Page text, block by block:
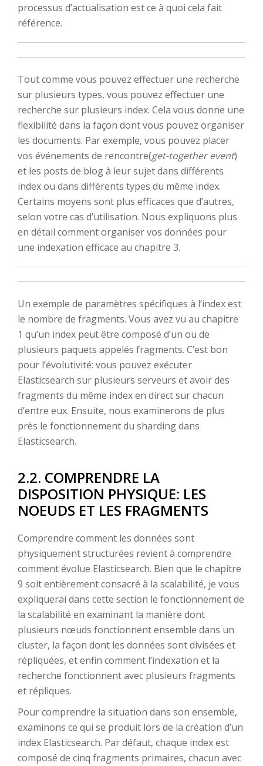
processus d’actualisation est ce à quoi cela fait
référence.
Tout comme vous pouvez effectuer une recherche
sur plusieurs types, vous pouvez effectuer une
recherche sur plusieurs index. Cela vous donne une
flexibilité dans la façon dont vous pouvez organiser
les documents. Par exemple, vous pouvez placer
vos événements de rencontre(get-together event)
et les posts de blog à leur sujet dans différents
index ou dans différents types du même index.
Certains moyens sont plus efficaces que d’autres,
selon votre cas d’utilisation. Nous expliquons plus
en détail comment organiser vos données pour
une indexation efficace au chapitre 3.
Un exemple de paramètres spécifiques à l’index est
le nombre de fragments. Vous avez vu au chapitre
1 qu’un index peut être composé d’un ou de
plusieurs paquets appelés fragments. C’est bon
pour l’évolutivité: vous pouvez exécuter
Elasticsearch sur plusieurs serveurs et avoir des
fragments du même index en direct sur chacun
d’entre eux. Ensuite, nous examinerons de plus
près le fonctionnement du sharding dans
Elasticsearch.
2.2. COMPRENDRE LA
DISPOSITION PHYSIQUE: LES
NOEUDS ET LES FRAGMENTS
Comprendre comment les données sont
physiquement structurées revient à comprendre
comment évolue Elasticsearch. Bien que le chapitre
9 soit entièrement consacré à la scalabilité, je vous
expliquerai dans cette section le fonctionnement de
la scalabilité en examinant la manière dont
plusieurs nœuds fonctionnent ensemble dans un
cluster, la façon dont les données sont divisées et
répliquées, et enfin comment l’indexation et la
recherche fonctionnent avec plusieurs fragments
et répliques.
Pour comprendre la situation dans son ensemble,
examinons ce qui se produit lors de la création d’un
index Elasticsearch. Par défaut, chaque index est
composé de cinq fragments primaires, chacun avec